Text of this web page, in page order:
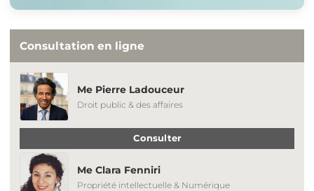
Consultation en ligne
Me Pierre Ladouceur
Droit public & des affaires
Consulter
Me Clara Fenniri
Propriété intellectuelle & Numérique